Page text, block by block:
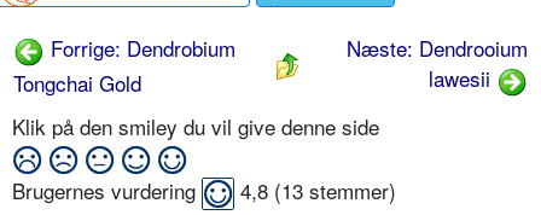
Forrige: Dendrobium
Tongchai Gold
Næste: Dendrooium
lawesii
Klik på den smiley du vil give denne side
Brugernes vurdering 4,8 (13 stemmer)